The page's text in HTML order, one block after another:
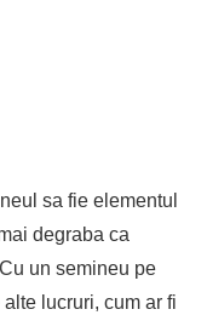
sa fie elementul
degraba ca
un semineu pe
lucruri, cum ar fi